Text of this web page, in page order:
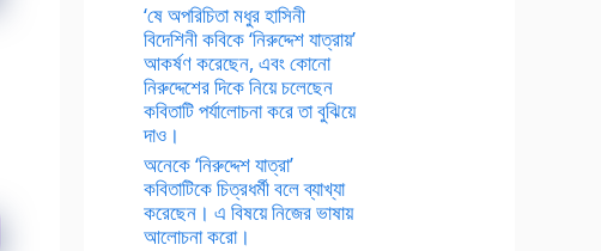
‘ষে অপরিচিতা মধুর হাসিনী
বিদেশিনী কবিকে ‘নিরুদ্দেশ যাত্রায়’
আকর্ষণ করেছেন, এবং কোনো
নিরুদ্দেশের দিকে নিয়ে চলেছেন
কবিতাটি পর্যালোচনা করে তা বুঝিয়ে
দাও।
অনেকে ‘নিরুদ্দেশ যাত্রা’
কবিতাটিকে চিত্রধর্মী বলে ব্যাখ্যা
করেছেন। এ বিষয়ে নিজের ভাষায়
আলোচনা করো।